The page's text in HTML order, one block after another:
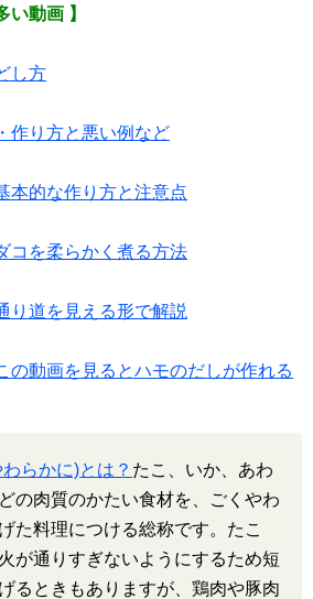
い動画 】
し方
作り方と悪い例など
本的な作り方と注意点
コを柔らかく煮る方法
り道を見える形で解説
の動画を見るとハモのだしが作れる
らかに)とは？ たこ、いか、あわ
の肉質のかたい食材を、ごくやわ
た料理につける総称です。たこ
が通りすぎないようにするため短
るときもありますが、鶏肉や豚肉